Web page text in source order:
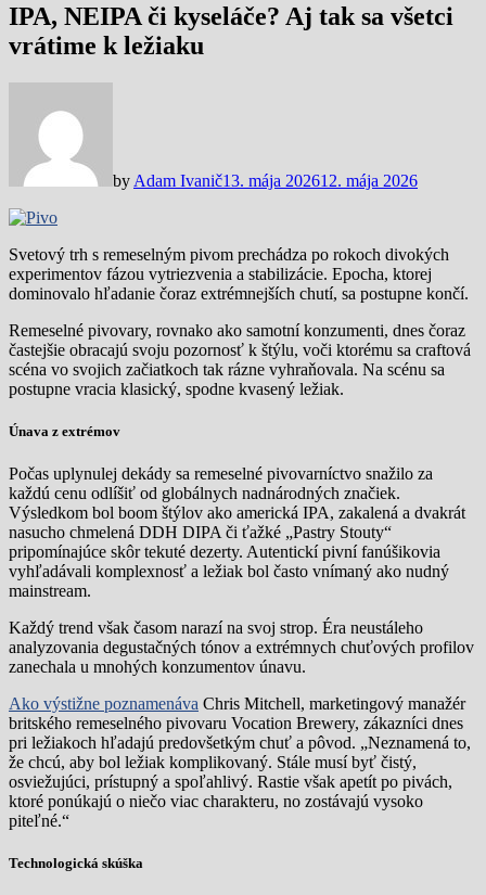
IPA, NEIPA či kyseláče? Aj tak sa všetci
vrátime k ležiaku
by Adam Ivanič13. mája 202612. mája 2026
Svetový trh s remeselným pivom prechádza po rokoch divokých
experimentov fázou vytriezvenia a stabilizácie. Epocha, ktorej
dominovalo hľadanie čoraz extrémnejších chutí, sa postupne končí.
Remeselné pivovary, rovnako ako samotní konzumenti, dnes čoraz
častejšie obracajú svoju pozornosť k štýlu, voči ktorému sa craftová
scéna vo svojich začiatkoch tak rázne vyhraňovala. Na scénu sa
postupne vracia klasický, spodne kvasený ležiak.
Únava z extrémov
Počas uplynulej dekády sa remeselné pivovarníctvo snažilo za
každú cenu odlíšiť od globálnych nadnárodných značiek.
Výsledkom bol boom štýlov ako americká IPA, zakalená a dvakrát
nasucho chmelená DDH DIPA či ťažké „Pastry Stouty“
pripomínajúce skôr tekuté dezerty. Autentickí pivní fanúšikovia
vyhľadávali komplexnosť a ležiak bol často vnímaný ako nudný
mainstream.
Každý trend však časom narazí na svoj strop. Éra neustáleho
analyzovania degustačných tónov a extrémnych chuťových profilov
zanechala u mnohých konzumentov únavu.
Ako výstižne poznamenáva Chris Mitchell, marketingový manažér
britského remeselného pivovaru Vocation Brewery, zákazníci dnes
pri ležiakoch hľadajú predovšetkým chuť a pôvod. „Neznamená to,
že chcú, aby bol ležiak komplikovaný. Stále musí byť čistý,
osviežujúci, prístupný a spoľahlivý. Rastie však apetít po pivách,
ktoré ponúkajú o niečo viac charakteru, no zostávajú vysoko
piteľné.“
Technologická skúška